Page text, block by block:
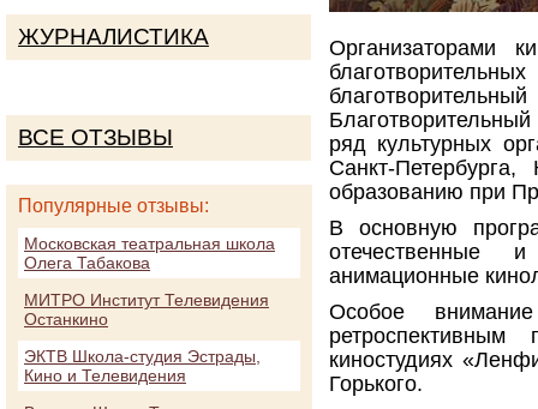
Организаторами
ряд культурных
Санкт-
образованию при
В основную
отечественные
анимационные
Особое
киностудиях
Горького.
ЖУРНАЛИСТИКА
ВСЕ ОТЗЫВЫ
Популярные отзывы:
Московская театральная школа
Олега Табакова
МИТРО Институт Телевидения
Останкино
ЭКТВ Школа-студия Эстрады,
Кино и Телевидения